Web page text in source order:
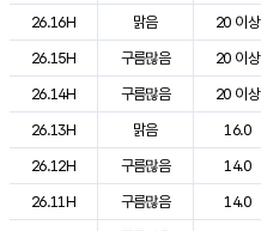
26.16H
맑음 20 이상
26.15H
구름많음 20 이상
26.14H
구름많음 20 이상
26.13H
맑음 16.0
26.12H
구름많음 14.0
26.11H
구름많음 14.0